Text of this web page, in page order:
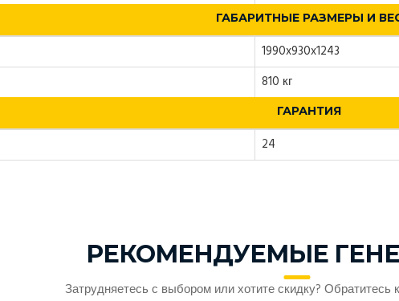
ГАБАРИТНЫЕ РАЗМЕРЫ И
1990x930x1243
810 кг
ГАРАНТИЯ
24
РЕКОМЕНДУЕМЫЕ
Затрудняетесь с выбором или хотите скидку?